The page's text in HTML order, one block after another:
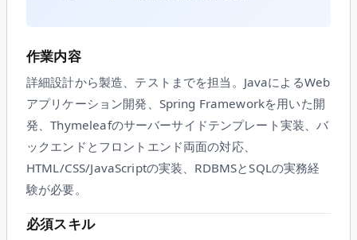
作業内容
詳細設計から製造、テストまでを担当。JavaによるWeb
アプリケーション開発、Spring Frameworkを用いた開
発、Thymeleafのサーバーサイドテンプレート実装、バ
ックエンドとフロントエンド両面の対応、
HTML/CSS/JavaScriptの実装、RDBMSとSQLの実務経
験が必要。
必須スキル